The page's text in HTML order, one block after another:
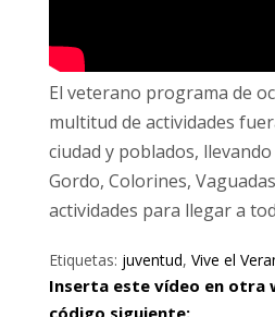
El veterano programa de
multitud de actividades
ciudad y poblados,
Gordo, Colorines,
actividades para llegar a
Etiquetas: juventud, Vive el
Inserta este vídeo en otra